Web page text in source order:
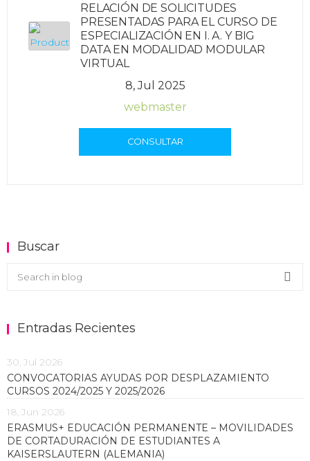
RELACIÓN DE SOLICITUDES
PRESENTADAS PARA EL CURSO DE
ESPECIALIZACIÓN EN I. A. Y BIG
DATA EN MODALIDAD MODULAR
VIRTUAL
8, Jul 2025
webmaster
CONSULTAR
Buscar
Buscar en el blog
Entradas Recientes
30, Jul 2026
CONVOCATORIAS AYUDAS POR DESPLAZAMIENTO
CURSOS 2024/2025 Y 2025/2026
18, Jun 2026
ERASMUS+ EDUCACIÓN PERMANENTE – MOVILIDADES
DE CORTADURACIÓN DE ESTUDIANTES A
KAISERSLAUTERN (ALEMANIA)